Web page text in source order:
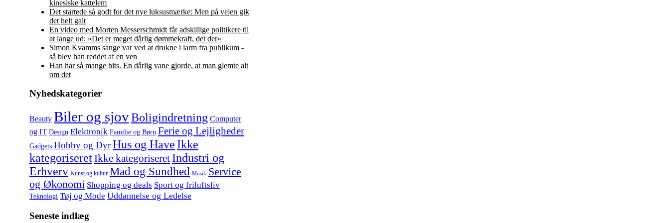
kinesiske kattelem
Det startede så godt for det nye luksusmærke: Men på vejen gik
det helt galt
En video med Morten Messerschmidt får adskillige politikere til
at lange ud: »Det er meget dårlig dømmekraft, det der«
Simon Kvamms sange var ved at drukne i larm fra publikum -
så blev han reddet af en ven
Han har så mange hits. En dårlig vane gjorde, at man glemte alt
om det
Nyhedskategorier
Beauty Biler og sjovBoligindretning Computer
og IT Design Elektronik Familie og Børn Ferie og Lejligheder
Gadgets Hobby og DyrHus og Have Ikke
kategoriseretIkke kategoriseret Industri og
Erhverv Kunst og kultur Mad og Sundhed Musik Service
og Økonomi Shopping og deals Sport og friluftsliv
Teknologi Tøj og Mode Uddannelse og Ledelse
Seneste indlæg